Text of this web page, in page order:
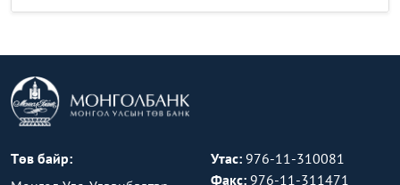
Төв байр:
Утас: 976-11-310081
Факс: 976-11-311471